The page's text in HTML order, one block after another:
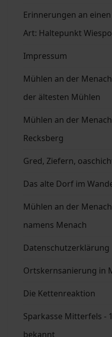
Erinnerungen an
Art: Haltepunkt
Impressum
Mühlen an der
der ältesten Mühlen
Mühlen an der
Recksberg
Gred, Ziefern,
Das alte Dorf im
Mühlen an der
namens Menach
Datenschutzerklärung
Ortskernsanierung in
Die Kettenreaktion
Sparkasse Mitterfels -
bekannt